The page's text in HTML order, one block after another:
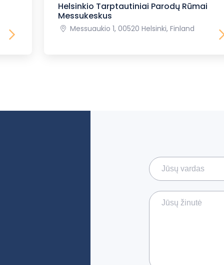
Helsinkio Tarptautiniai Parodų Rūmai
Messukeskus
Messuaukio 1, 00520 Helsinki, Finland